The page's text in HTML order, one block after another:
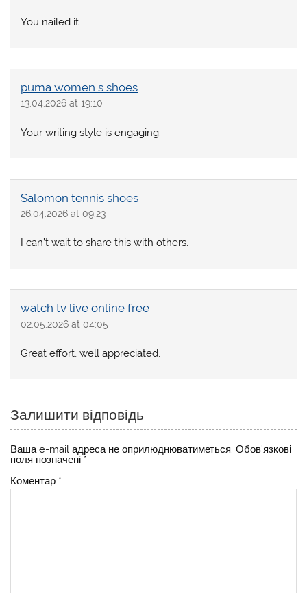
You nailed it.
puma women s shoes
13.04.2026 at 19:10
Your writing style is engaging.
Salomon tennis shoes
26.04.2026 at 09:23
I can’t wait to share this with others.
watch tv live online free
02.05.2026 at 04:05
Great effort, well appreciated.
Залишити відповідь
Ваша e-mail адреса не оприлюднюватиметься. Обов’язкові
поля позначені *
Коментар *